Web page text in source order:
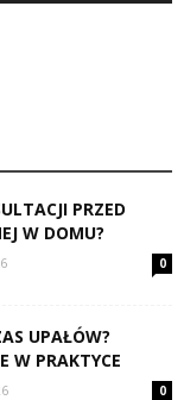
PRZED
W DOMU?
0
UPAŁÓW?
W PRAKTYCE
0